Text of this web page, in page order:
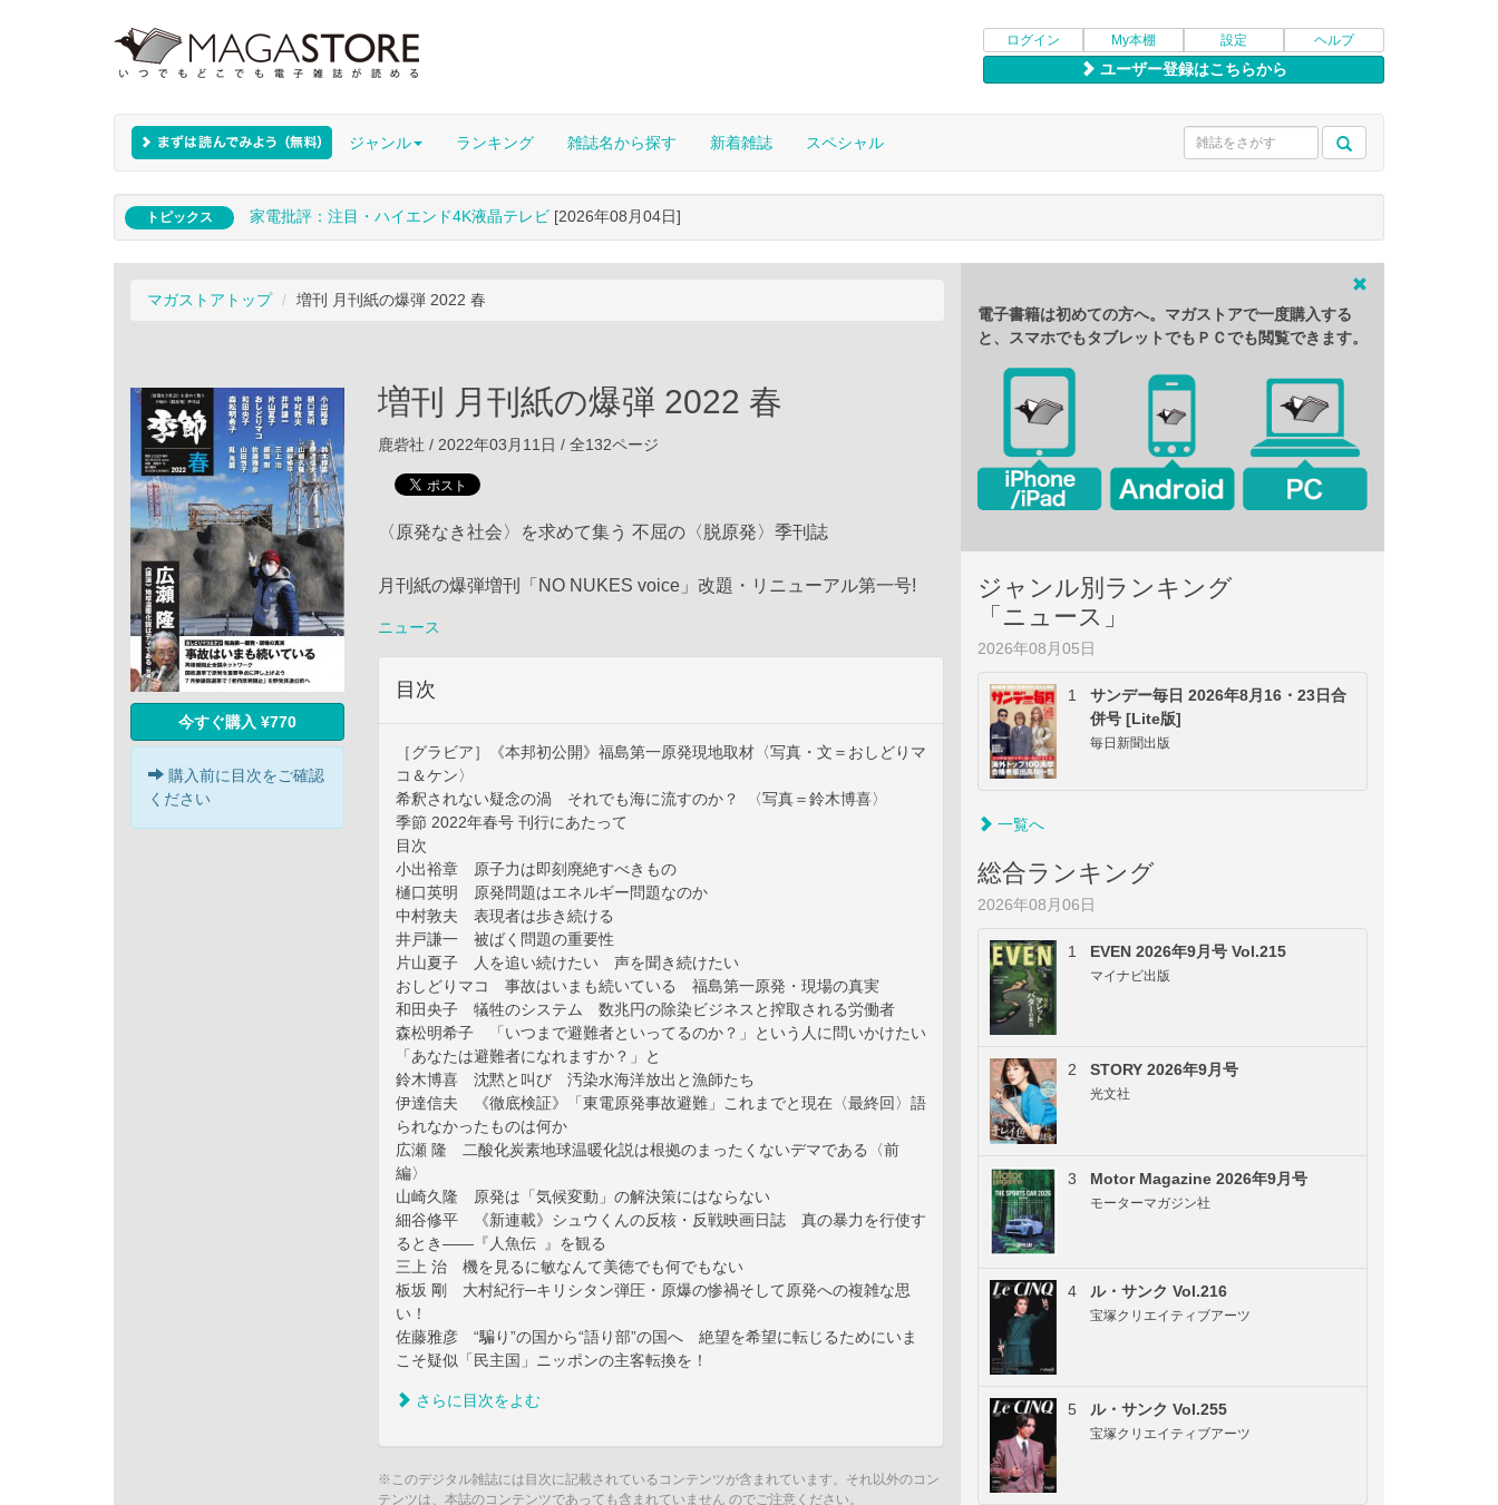
ログイン My本棚 設定 ヘルプ
ユーザー登録はこちらから
ジャンル ランキング 雑誌名から探す 新着雑誌 スペシャル
トピックス 家電批評：注目・ハイエンド4K液晶テレビ [2026年08月04日]
マガストアトップ 増刊 月刊紙の爆弾 2022 春
今すぐ購入 ¥770
購入前に目次をご確認
ください
増刊 月刊紙の爆弾 2022 春
鹿砦社 / 2022年03月11日 / 全132ページ
〈原発なき社会〉を求めて集う 不屈の〈脱原発〉季刊誌
月刊紙の爆弾増刊「NO NUKES voice」改題・リニューアル第一号!
ニュース
目次
［グラビア］《本邦初公開》福島第一原発現地取材〈写真・文＝おしどりマ
コ＆ケン〉
希釈されない疑念の渦 それでも海に流すのか？ 〈写真＝鈴木博喜〉
季節 2022年春号 刊行にあたって
目次
小出裕章 原子力は即刻廃絶すべきもの
樋口英明 原発問題はエネルギー問題なのか
中村敦夫 表現者は歩き続ける
井戸謙一 被ばく問題の重要性
片山夏子 人を追い続けたい 声を聞き続けたい
おしどりマコ 事故はいまも続いている 福島第一原発・現場の真実
和田央子 犠牲のシステム 数兆円の除染ビジネスと搾取される労働者
森松明希子 「いつまで避難者といってるのか？」という人に問いかけたい
「あなたは避難者になれますか？」と
鈴木博喜 沈黙と叫び 汚染水海洋放出と漁師たち
伊達信夫 《徹底検証》「東電原発事故避難」これまでと現在〈最終回〉語
られなかったものは何か
広瀬 隆 二酸化炭素地球温暖化説は根拠のまったくないデマである〈前
編〉
山崎久隆 原発は「気候変動」の解決策にはならない
細谷修平 《新連載》シュウくんの反核・反戦映画日誌 真の暴力を行使す
るとき――『人魚伝 』を観る
三上 治 機を見るに敏なんて美徳でも何でもない
板坂 剛 大村紀行─キリシタン弾圧・原爆の惨禍そして原発への複雑な思
い！
佐藤雅彦 “騙り”の国から“語り部”の国へ 絶望を希望に転じるためにいま
こそ疑似「民主国」ニッポンの主客転換を！
さらに目次をよむ
※このデジタル雑誌には目次に記載されているコンテンツが含まれています。それ以外のコン
テンツは、本誌のコンテンツであっても含まれていません のでご注意ください。
電子書籍は初めての方へ。マガストアで一度購入する
と、スマホでもタブレットでもＰＣでも閲覧できます。
ジャンル別ランキング
「ニュース」
2026年08月05日
1
サンデー毎日 2026年8月16・23日合
併号 [Lite版]
毎日新聞出版
一覧へ
総合ランキング
2026年08月06日
1 EVEN 2026年9月号 Vol.215
マイナビ出版
2 STORY 2026年9月号
光文社
3 Motor Magazine 2026年9月号
モーターマガジン社
4 ル・サンク Vol.216
宝塚クリエイティブアーツ
5 ル・サンク Vol.255
宝塚クリエイティブアーツ